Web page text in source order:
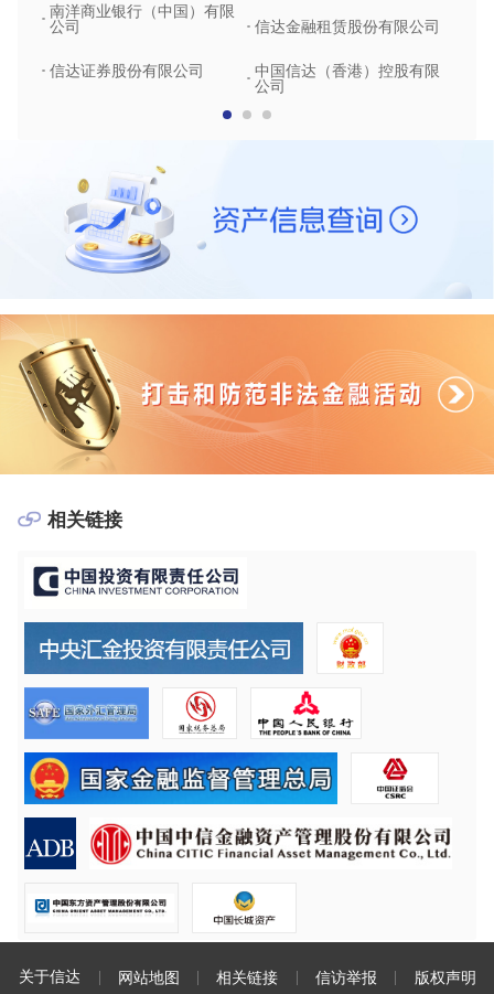
南洋商业银行（中国）有限
公司
信达证券股份有限公司
信达金融租赁股份有限公司
中国信达（香港）控股有限
公司
相关链接
关于信达 网站地图 相关链接 信访举报 版权声明